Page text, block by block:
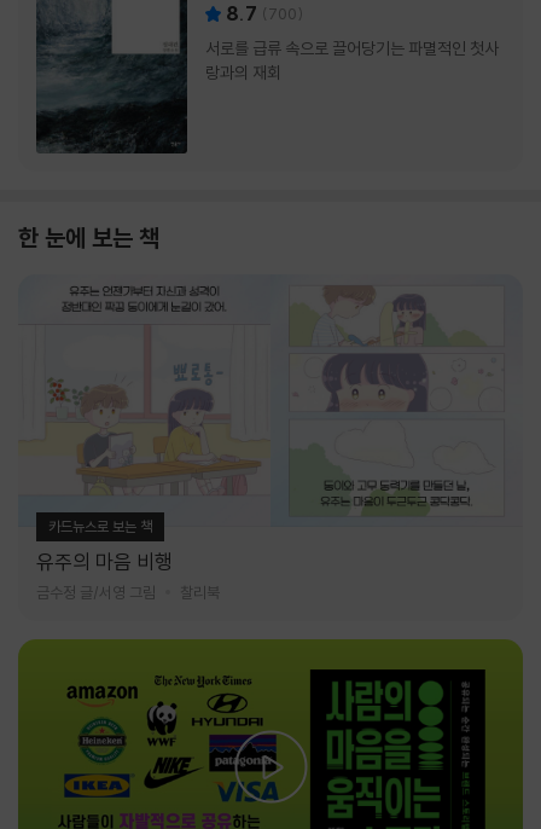
8.7 (700)
서로를 급류 속으로 끌어당기는 파멸적인 첫사
랑과의 재회
한 눈에 보는 책
카드뉴스로 보는 책
유주의 마음 비행
금수정 글/서영 그림 찰리북